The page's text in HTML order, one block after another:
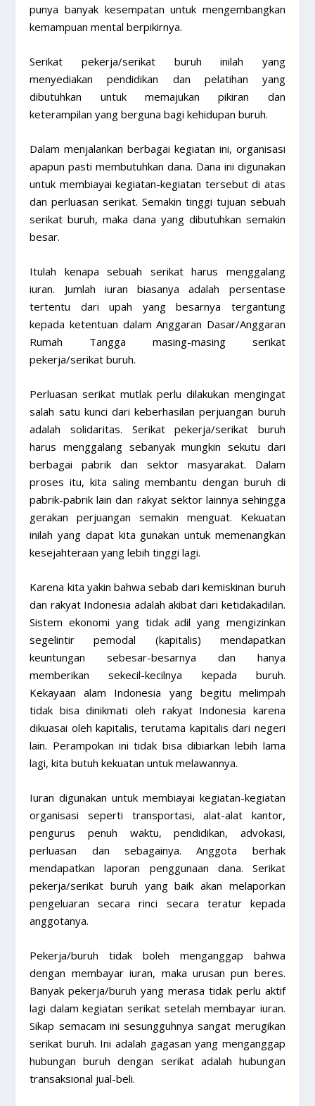
punya banyak kesempatan untuk mengembangkan
kemampuan mental berpikirnya.
Serikat pekerja/serikat buruh inilah yang
menyediakan pendidikan dan pelatihan yang
dibutuhkan untuk memajukan pikiran dan
keterampilan yang berguna bagi kehidupan buruh.
Dalam menjalankan berbagai kegiatan ini, organisasi
apapun pasti membutuhkan dana. Dana ini digunakan
untuk membiayai kegiatan-kegiatan tersebut di atas
dan perluasan serikat. Semakin tinggi tujuan sebuah
serikat buruh, maka dana yang dibutuhkan semakin
besar.
Itulah kenapa sebuah serikat harus menggalang
iuran. Jumlah iuran biasanya adalah persentase
tertentu dari upah yang besarnya tergantung
kepada ketentuan dalam Anggaran Dasar/Anggaran
Rumah Tangga masing-masing serikat
pekerja/serikat buruh.
Perluasan serikat mutlak perlu dilakukan mengingat
salah satu kunci dari keberhasilan perjuangan buruh
adalah solidaritas. Serikat pekerja/serikat buruh
harus menggalang sebanyak mungkin sekutu dari
berbagai pabrik dan sektor masyarakat. Dalam
proses itu, kita saling membantu dengan buruh di
pabrik-pabrik lain dan rakyat sektor lainnya sehingga
gerakan perjuangan semakin menguat. Kekuatan
inilah yang dapat kita gunakan untuk memenangkan
kesejahteraan yang lebih tinggi lagi.
Karena kita yakin bahwa sebab dari kemiskinan buruh
dan rakyat Indonesia adalah akibat dari ketidakadilan.
Sistem ekonomi yang tidak adil yang mengizinkan
segelintir pemodal (kapitalis) mendapatkan
keuntungan sebesar-besarnya dan hanya
memberikan sekecil-kecilnya kepada buruh.
Kekayaan alam Indonesia yang begitu melimpah
tidak bisa dinikmati oleh rakyat Indonesia karena
dikuasai oleh kapitalis, terutama kapitalis dari negeri
lain. Perampokan ini tidak bisa dibiarkan lebih lama
lagi, kita butuh kekuatan untuk melawannya.
Iuran digunakan untuk membiayai kegiatan-kegiatan
organisasi seperti transportasi, alat-alat kantor,
pengurus penuh waktu, pendidikan, advokasi,
perluasan dan sebagainya. Anggota berhak
mendapatkan laporan penggunaan dana. Serikat
pekerja/serikat buruh yang baik akan melaporkan
pengeluaran secara rinci secara teratur kepada
anggotanya.
Pekerja/buruh tidak boleh menganggap bahwa
dengan membayar iuran, maka urusan pun beres.
Banyak pekerja/buruh yang merasa tidak perlu aktif
lagi dalam kegiatan serikat setelah membayar iuran.
Sikap semacam ini sesungguhnya sangat merugikan
serikat buruh. Ini adalah gagasan yang menganggap
hubungan buruh dengan serikat adalah hubungan
transaksional jual-beli.